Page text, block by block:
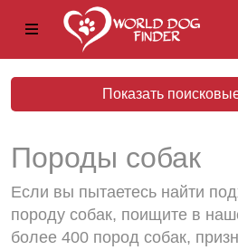
Показать
Породы собак
Если вы пытаетесь найти
породу собак, поищите в
более 400 пород собак,